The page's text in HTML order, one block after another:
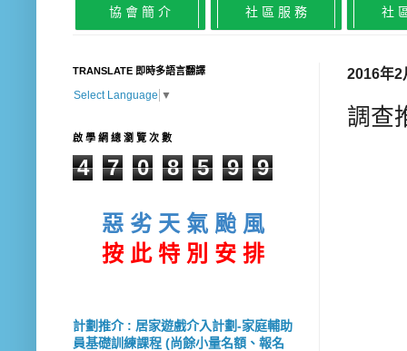
協 會 簡 介 社 區 服 務 社
2016年2
調查
TRANSLATE 即時多語言翻譯
Select Language ▼
啟 學 網 總 瀏 覽 次 數
4 7 0 8 5 9 9
惡 劣 天 氣 颱 風
按 此 特 別 安 排
計劃推介 : 居家遊戲介入計劃-家庭輔助
員基礎訓練課程 (尚餘小量名額、報名